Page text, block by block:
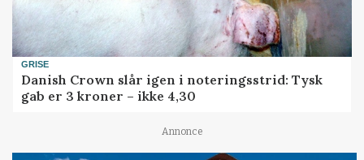
GRISE
Danish Crown slår igen i noteringsstrid: Tysk
gab er 3 kroner – ikke 4,30
Annonce